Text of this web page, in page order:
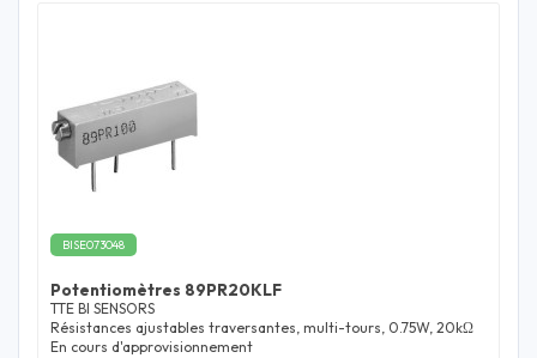
BISE073048
Potentiomètres 89PR20KLF
TTE BI SENSORS
Résistances ajustables traversantes, multi-tours, 0.75W, 20kΩ
En cours d'approvisionnement